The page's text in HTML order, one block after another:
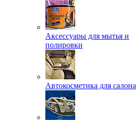
Аксессуары для мытья и
полировки
Автокосметика для салона